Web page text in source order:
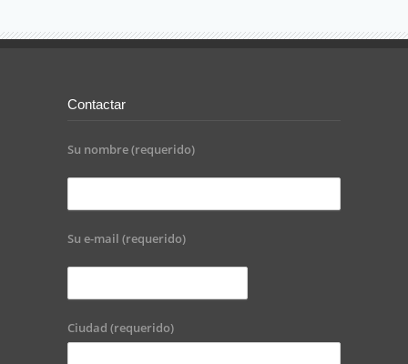
Contactar
Su nombre (requerido)
Su e-mail (requerido)
Ciudad (requerido)